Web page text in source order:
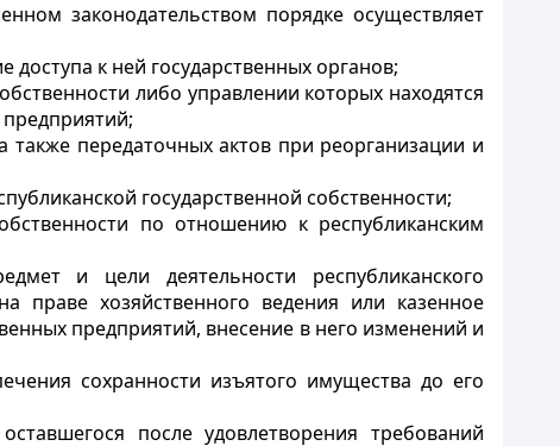
законодательством порядке осуществляет
к ней государственных органов;
либо управлении которых находятся
передаточных актов при реорганизации и
государственной собственности;
по отношению к республиканским
и цели деятельности республиканского
праве хозяйственного ведения или казенное
предприятий, внесение в него изменений и
сохранности изъятого имущества до его
после удовлетворения требований